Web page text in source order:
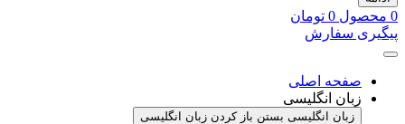
0 محصول 0 تومان
پیگیری سفارش
صفحه اصلی
زبان انگلیسی
زبان انگلیسی بستن باز کردن زبان انگلیسی